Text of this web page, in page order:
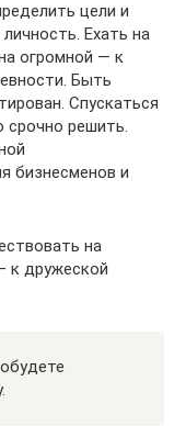
цели и
Ехать на
огромной — к
Быть
Спускаться
срочно решить.
бизнесменов и
на
к дружеской